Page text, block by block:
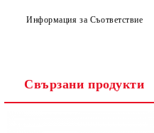
Информация за Съответствие
Свързани продукти